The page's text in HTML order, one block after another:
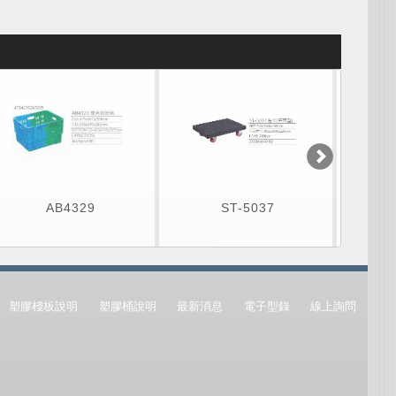
AB4329 ST-5037
塑膠棧板說明 塑膠桶說明 最新消息 電子型錄 線上詢問